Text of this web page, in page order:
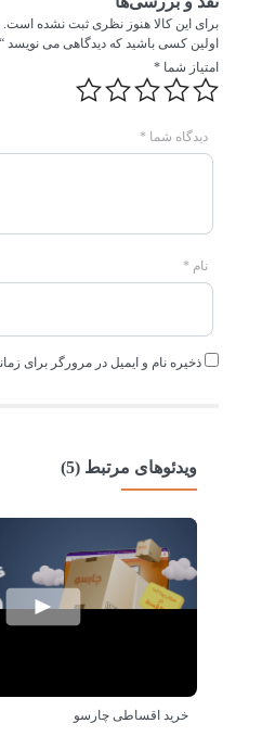
برای این کالا هنوز نظری ثبت نشده است.
اولین کسی باشید که دیدگاهی می
امتیاز شما *
دیدگاه شما *
نام *
ذخیره نام و ایمیل در مرورگر برای
ویدئوهای مرتبط (5)
خرید اقساطی چارسو